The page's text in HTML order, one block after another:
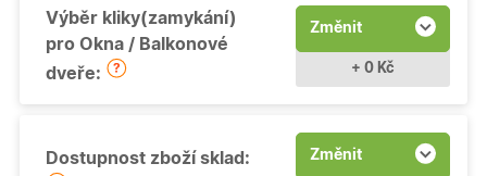
Výběr kliky(zamykání)
pro Okna / Balkonové
dveře:
Změnit
+ 0 Kč
Dostupnost zboží sklad: Změnit